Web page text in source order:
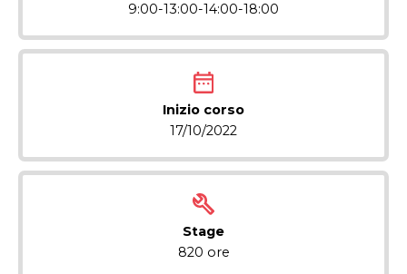
9:00-13:00-14:00-18:00
Inizio corso
17/10/2022
Stage
820 ore